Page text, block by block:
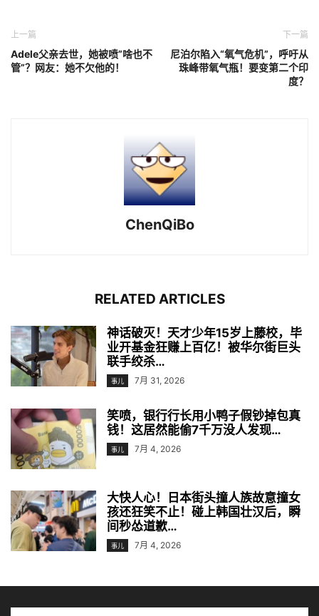
上一篇
Adele父亲去世，她被喷”啥也不
管”？网友：她不欠他的！
下一篇
尼泊尔陷入“氧气危机”，呼吁从
珠峰带氧气瓶！要变第二个印
度？
ChenQiBo
RELATED ARTICLES
神话破灭！天才少年15岁上藤校，毕
业开基金狂赚上百亿！被华尔街巨头
联手绞杀…
事儿 7月 31, 2026
笑喷，银行行长用小鸭子假钞掉包真
钱！这居然能偷7千万没人发现…
事儿 7月 4, 2026
大快人心！日本街头撞人族故意撞女
孩还狂笑不止！碰上韩国壮汉后，瞬
间秒怂道歉…
事儿 7月 4, 2026